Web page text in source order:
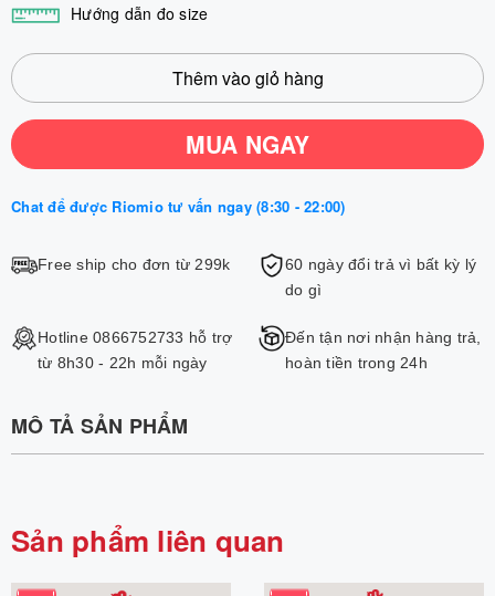
Hướng dẫn đo size
Thêm vào giỏ hàng
MUA NGAY
Chat để được Riomio tư vấn ngay (8:30 - 22:00)
Free ship cho đơn từ 299k
60 ngày đổi trả vì bất kỳ lý
do gì
Hotline 0866752733 hỗ trợ
từ 8h30 - 22h mỗi ngày
Đến tận nơi nhận hàng trả,
hoàn tiền trong 24h
MÔ TẢ SẢN PHẨM
Sản phẩm liên quan